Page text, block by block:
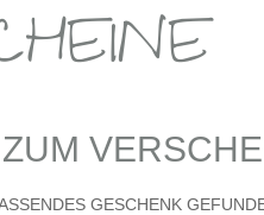
GESCHENK